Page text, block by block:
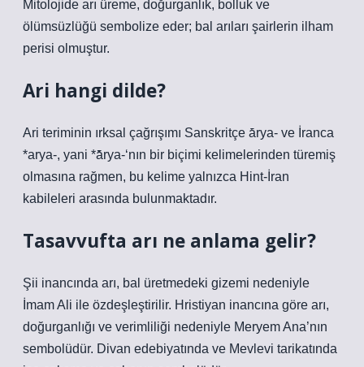
Mitolojide arı üreme, doğurganlık, bolluk ve
ölümsüzlüğü sembolize eder; bal arıları şairlerin ilham
perisi olmuştur.
Ari hangi dilde?
Ari teriminin ırksal çağrışımı Sanskritçe ā́rya- ve İranca
*arya-, yani *ā̆rya-‘nın bir biçimi kelimelerinden türemiş
olmasına rağmen, bu kelime yalnızca Hint-İran
kabileleri arasında bulunmaktadır.
Tasavvufta arı ne anlama gelir?
Şii inancında arı, bal üretmedeki gizemi nedeniyle
İmam Ali ile özdeşleştirilir. Hristiyan inancına göre arı,
doğurganlığı ve verimliliği nedeniyle Meryem Ana’nın
sembolüdür. Divan edebiyatında ve Mevlevi tarikatında